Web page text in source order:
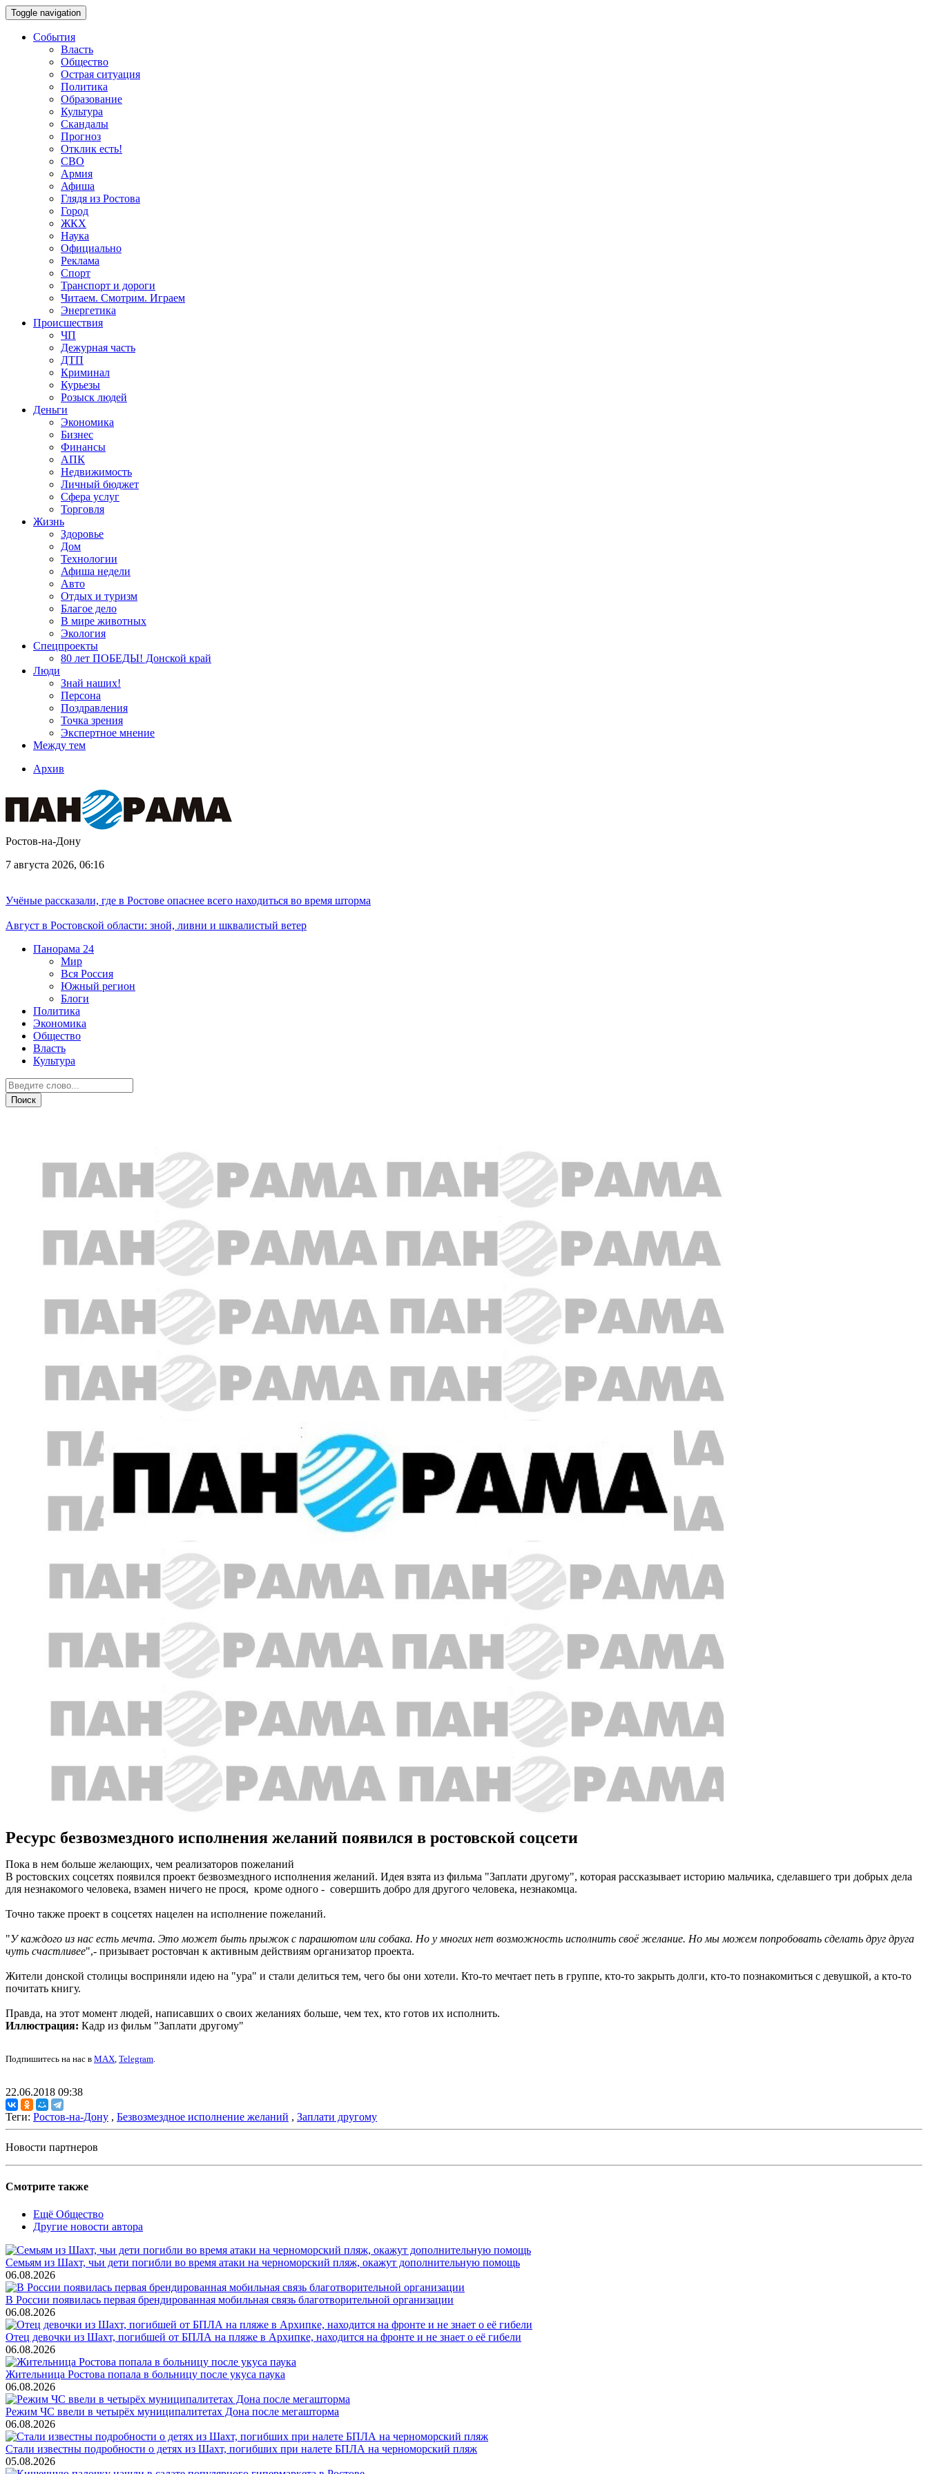
Toggle navigation
События
Власть
Общество
Острая ситуация
Политика
Образование
Культура
Скандалы
Прогноз
Отклик есть!
СВО
Армия
Афиша
Глядя из Ростова
Город
ЖКХ
Наука
Официально
Реклама
Спорт
Транспорт и дороги
Читаем. Смотрим. Играем
Энергетика
Происшествия
ЧП
Дежурная часть
ДТП
Криминал
Курьезы
Розыск людей
Деньги
Экономика
Бизнес
Финансы
АПК
Недвижимость
Личный бюджет
Сфера услуг
Торговля
Жизнь
Здоровье
Дом
Технологии
Афиша недели
Авто
Отдых и туризм
Благое дело
В мире животных
Экология
Спецпроекты
80 лет ПОБЕДЫ! Донской край
Люди
Знай наших!
Персона
Поздравления
Точка зрения
Экспертное мнение
Между тем
Архив
Ростов-на-Дону
7 августа 2026, 06:16
Учёные рассказали, где в Ростове опаснее всего находиться во время шторма
Август в Ростовской области: зной, ливни и шквалистый ветер
Панорама 24
Мир
Вся Россия
Южный регион
Блоги
Политика
Экономика
Общество
Власть
Культура
Ресурс безвозмездного исполнения желаний появился в ростовской соцсети
Пока в нем больше желающих, чем реализаторов пожеланий
В ростовских соцсетях появился проект безвозмездного исполнения желаний. Идея взята из фильма "Заплати другому", которая рассказывает историю мальчика, сделавшего три добрых дела
для незнакомого человека, взамен ничего не прося, кроме одного - совершить добро для другого человека, незнакомца.
Точно также проект в соцсетях нацелен на исполнение пожеланий.
"У каждого из нас есть мечта. Это может быть прыжок с парашютом или собака. Но у многих нет возможность исполнить своё желание. Но мы можем попробовать сделать друг друга
чуть счастливее",- призывает ростовчан к активным действиям организатор проекта.
Жители донской столицы восприняли идею на "ура" и стали делиться тем, чего бы они хотели. Кто-то мечтает петь в группе, кто-то закрыть долги, кто-то познакомиться с девушкой, а кто-то
почитать книгу.
Правда, на этот момент людей, написавших о своих желаниях больше, чем тех, кто готов их исполнить.
Иллюстрация: Кадр из фильм "Заплати другому"
Подпишитесь на нас в MAX, Telegram.
22.06.2018 09:38
Теги: Ростов-на-Дону , Безвозмездное исполнение желаний , Заплати другому
Новости партнеров
Смотрите также
Ещё Общество
Другие новости автора
Семьям из Шахт, чьи дети погибли во время атаки на черноморский пляж, окажут дополнительную помощь
06.08.2026
В России появилась первая брендированная мобильная связь благотворительной организации
06.08.2026
Отец девочки из Шахт, погибшей от БПЛА на пляже в Архипке, находится на фронте и не знает о её гибели
06.08.2026
Жительница Ростова попала в больницу после укуса паука
06.08.2026
Режим ЧС ввели в четырёх муниципалитетах Дона после мегашторма
06.08.2026
Стали известны подробности о детях из Шахт, погибших при налете БПЛА на черноморский пляж
05.08.2026